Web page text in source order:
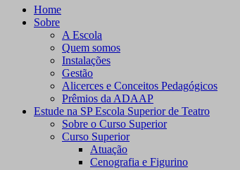
Home
Sobre
A Escola
Quem somos
Instalações
Gestão
Alicerces e Conceitos Pedagógicos
Prêmios da ADAAP
Estude na SP Escola Superior de Teatro
Sobre o Curso Superior
Curso Superior
Atuação
Cenografia e Figurino